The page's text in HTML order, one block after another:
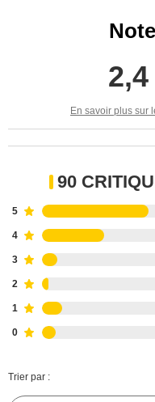
2,4
En savoir plus sur
90
5
4
3
2
1
0
Trier par :